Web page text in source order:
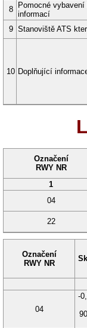
8
Pomocné
informací
9 Stanoviště ATS
10 Doplňující
Označení
RWY NR
1
04
22
Označení
RWY NR
04
-